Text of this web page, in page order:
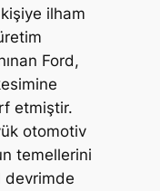
ilham
Ford,
etmiştir.
otomotiv
temellerini
devrimde